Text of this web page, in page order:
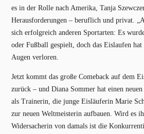
es in der Rolle nach Amerika, Tanja
Herausforderungen – beruflich und privat.
sich erfolgreich anderen Sportarten: Es
oder Fußball gespielt, doch das Eislaufen hat
Augen verloren.
Jetzt kommt das große Comeback auf dem
zurück – und Diana Sommer hat einen
als Trainerin, die junge Eisläuferin Marie
zur neuen Weltmeisterin aufbauen. Wird es
Widersacherin von damals ist die